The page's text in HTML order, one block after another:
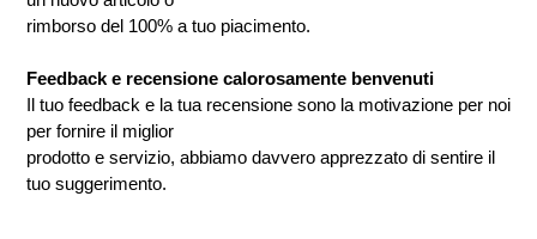
rimborso del 100% a tuo piacimento.
Feedback e recensione calorosamente benvenuti
Il tuo feedback e la tua recensione sono la motivazione per noi
per fornire il miglior
prodotto e servizio, abbiamo davvero apprezzato di sentire il
tuo suggerimento.